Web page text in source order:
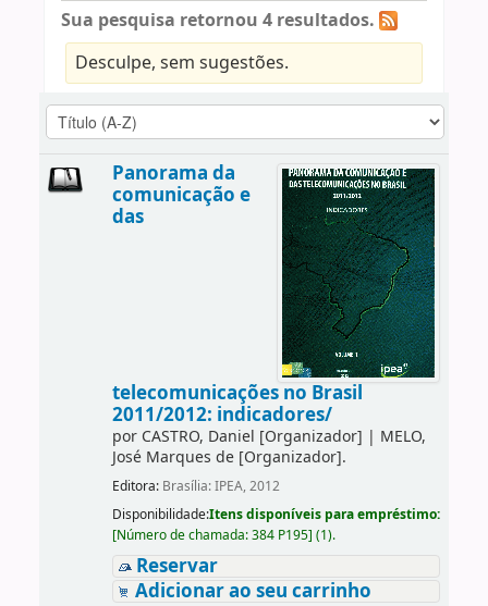
Sua pesquisa retornou 4 resultados.
Desculpe, sem sugestões.
Panorama da
comunicação e
das
telecomunicações no Brasil
2011/2012: indicadores/
por CASTRO, Daniel [Organizador] | MELO,
José Marques de[Organizador].
Editora: Brasília: IPEA, 2012
Disponibilidade:Itens disponíveis para empréstimo:
[Número de chamada:384 P195] (1).
Reservar
Adicionar ao seu carrinho